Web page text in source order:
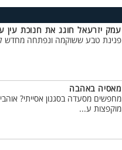
עמק יזרעאל חוגג את חנוכת
פנינת טבע ששוקמה ונפתחה מחדש
מאסיה באהבה
מחפשים מסעדה בסגנון אסייתי?
מוקפצות ע...